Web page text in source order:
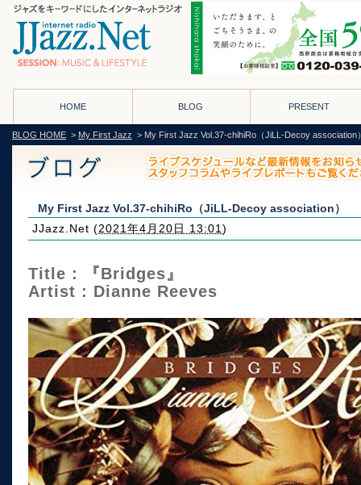
HOME BLOG PRESENT
BLOG HOME > My First Jazz > My First Jazz Vol.37-chihiRo（JiLL-Decoy association
My First Jazz Vol.37-chihiRo（JiLL-Decoy association）
JJazz.Net (2021年4月20日 13:01 )
Title : 『Bridges』
Artist : Dianne Reeves